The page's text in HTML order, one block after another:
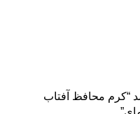
“کرم محافظ آفتاب